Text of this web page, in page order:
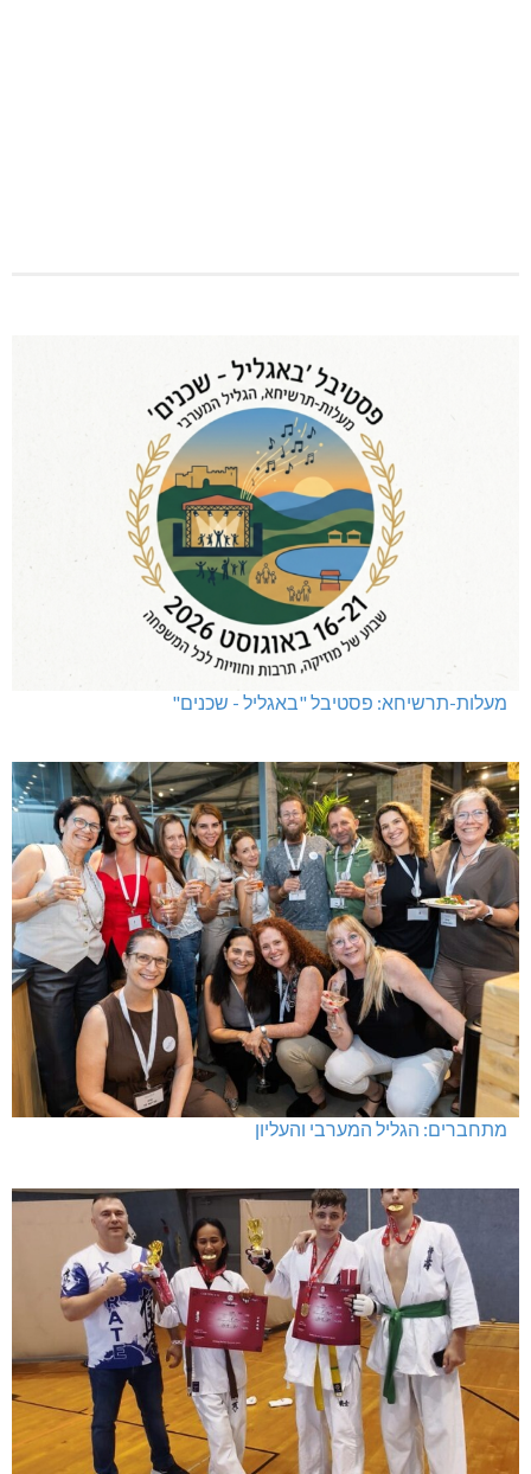
מעלות-תרשיחא: פסטיבל "באגליל - שכנים"